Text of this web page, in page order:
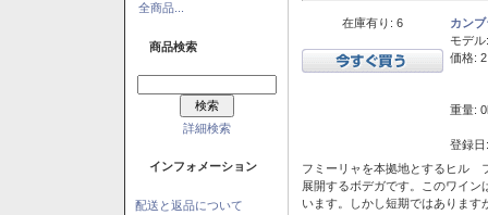
全商品...
商品検索
詳細検索
インフォメーション
配送と返品について
在庫有り: 6
カン
モデル:
価格:
重量:
登録
フミーリャを本拠地とするヒル
展開するボデガです。このワイ
います。しかし短期ではありま